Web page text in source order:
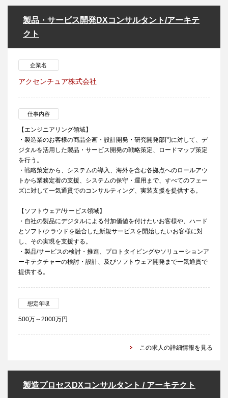
製品・サービス開発DXコンサルタント/アーキテ
クト
企業名
アクセンチュア株式会社
仕事内容
【エンジニアリング領域】
・製造業のお客様の商品企画・設計開発・研究開発部門に対して、デ
ジタルを活用した製品・サービス開発の戦略策定、ロードマップ策定
を行う。
・戦略策定から、システムの導入、海外を含む各拠点へのロールアウ
トから業務定着の支援、システムの保守・運用まで、すべてのフェー
ズに対して一気通貫でのコンサルティング、実装支援を提供する。
【ソフトウェア/サービス領域】
・自社の製品にデジタルによる付加価値を付けたいお客様や、ハード
とソフト/クラウドを融合した新規サービスを開始したいお客様に対
し、その実現を支援する。
・製品/サービスの検討・推進、プロトタイピングやソリューションア
ーキテクチャーの検討・設計、及びソフトウェア開発まで一気通貫で
提供する。
想定年収
500万～2000万円
この求人の詳細情報を見る
製造プロセスDXコンサルタント / アーキテクト